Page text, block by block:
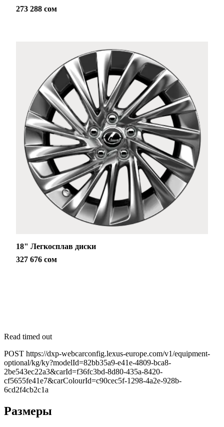
273 288 сом
18" Легкосплав диски
327 676 сом
Read timed out
POST https://dxp-webcarconfig.lexus-europe.com/v1/equipment-
optional/kg/ky?modelId=82bb35a9-e41e-4809-bca8-
2be543ec22a3&carId=f36fc3bd-8d80-435a-8420-
cf5655fe41e7&carColourId=c90cec5f-1298-4a2e-928b-
6cd2f4cb2c1a
Размеры